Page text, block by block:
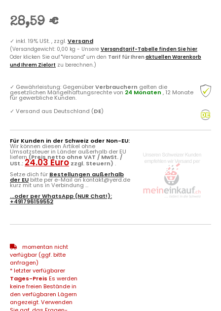
28,59 €
✓ inkl. 19% USt. , zzgl.Versand
(Versandgewicht: 0,00 kg - Unsere Versandtarif-Tabelle finden Sie hier.
Oder klicken Sie auf "Versand" um den Tarif für Ihren aktuellen Warenkorb
und Ihrem Zielort zu berechnen.)
✓ Gewährleistung: GegenüberVerbrauchern gelten die
gesetzlichen Mängelhaftungsrechte von 24 Monaten , 12 Monate
für gewerbliche Kunden.
✓ Versand aus Deutschland (DE)
Für Kunden in der Schweiz oder Non-EU:
Wir können diesen Artikel ohne
Umsatzsteuer in Länder außerhalb der EU
liefern (Preis netto ohne VAT / MwSt. /
USt.: 24.03 Euro zzgl. Steuern) .
Setze dich für Bestellungen außerhalb
der EU bitte per e-Mail an kontakt@yerd.de
kurz mit uns in Verbindung ...
...oder perWhatsApp (NUR Chat!):
+491796159552
momentan nicht
verfügbar (ggf. bitte
anfragen)
* letzter verfügbarer
Tages-Preis Es werden
keine freien Bestände in
den verfügbaren Lägern
angezeigt. Verwenden